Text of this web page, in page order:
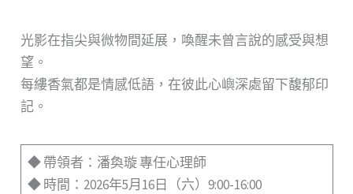
光影在指尖與微物間延展，喚醒未曾言說的感受與想
望。
每縷香氣都是情感低語，在彼此心嶼深處留下馥郁印
記。
◆ 帶領者：潘奐璇 專任心理師
◆ 時間：2026年5月16日（六）9:00-16:00